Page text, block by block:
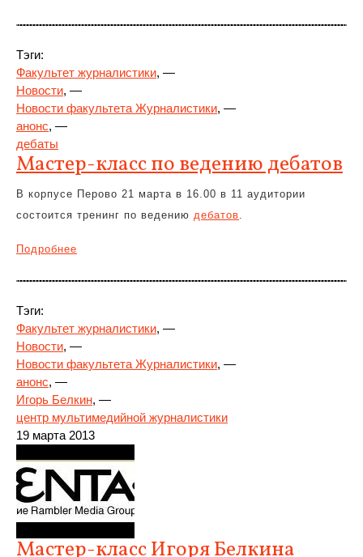
Тэги:
Факультет журналистики, —
Новости, —
Новости факультета Журналистики, —
анонс, —
дебаты
Мастер-класс по ведению дебатов
В корпусе Перово 21 марта в 16.00 в 11 аудитории
состоится тренинг по ведению дебатов.
Подробнее
Тэги:
Факультет журналистики, —
Новости, —
Новости факультета Журналистики, —
анонс, —
Игорь Белкин, —
центр мультимедийной журналистики
19 марта 2013
Мастер-класс Игоря Белкина